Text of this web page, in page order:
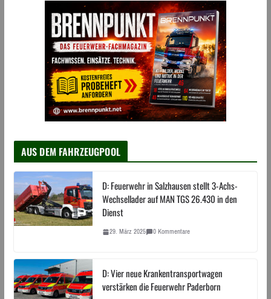
AUS DEM FAHRZEUGPOOL
D: Feuerwehr in Salzhausen stellt 3-Achs-
Wechsellader auf MAN TGS 26.430 in den
Dienst
29. März 2025 0 Kommentare
D: Vier neue Krankentransportwagen
verstärken die Feuerwehr Paderborn